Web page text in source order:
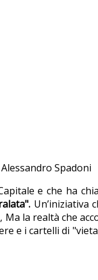
Spadoni
e che ha
Un’iniziativa
la realtà che
e i cartelli di